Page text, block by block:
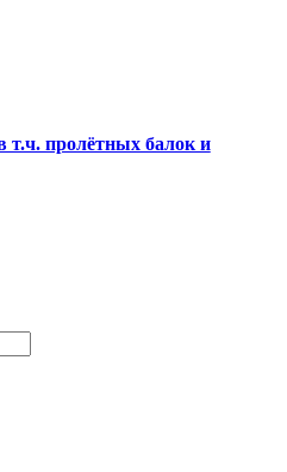
т.ч. пролётных балок и